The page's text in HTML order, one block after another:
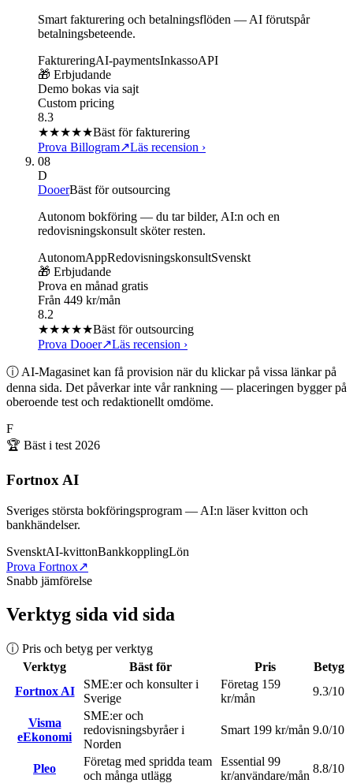
Smart fakturering och betalningsflöden — AI förutspår
betalningsbeteende.
FaktureringAI-paymentsInkassoAPI
🎁 Erbjudande
Demo bokas via sajt
Custom pricing
8.3
★★★★★Bäst för fakturering
Prova Billogram↗Läs recension ›
08
D
DooerBäst för outsourcing
Autonom bokföring — du tar bilder, AI:n och en
redovisningskonsult sköter resten.
AutonomAppRedovisningskonsultSvenskt
🎁 Erbjudande
Prova en månad gratis
Från 449 kr/mån
8.2
★★★★★Bäst för outsourcing
Prova Dooer↗Läs recension ›
ⓘ AI-Magasinet kan få provision när du klickar på vissa länkar på
denna sida. Det påverkar inte vår rankning — placeringen bygger på
oberoende test och redaktionellt omdöme.
F
🏆 Bäst i test 2026
Fortnox AI
Sveriges största bokföringsprogram — AI:n läser kvitton och
bankhändelser.
SvensktAI-kvittonBankkopplingLön
Prova Fortnox↗
Snabb jämförelse
Verktyg sida vid sida
ⓘ Pris och betyg per verktyg
Verktyg
Bäst för Pris
Betyg
Fortnox AI
SME:er och konsulter i
Sverige
Företag 159
kr/mån
9.3/10
Visma
eEkonomi
SME:er och
redovisningsbyråer i
Norden
Smart 199 kr/mån 9.0/10
Pleo
Företag med spridda team
och många utlägg
Essential 99
kr/användare/mån
8.8/10